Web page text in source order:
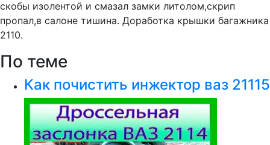
скобы изолентой и смазал замки литолом,скрип
пропал,в салоне тишина. Доработка крышки багажника
2110.
По теме
Как почистить инжектор ваз 21115